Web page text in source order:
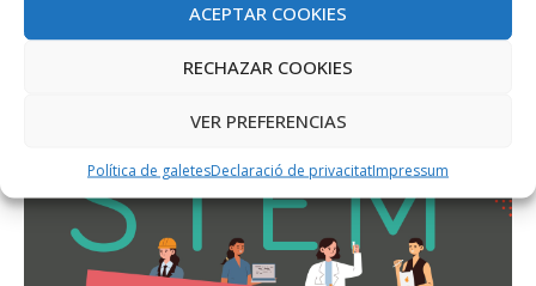
ACEPTAR COOKIES
RECHAZAR COOKIES
VER PREFERENCIAS
Política de galetesDeclaració de privacitatImpressum